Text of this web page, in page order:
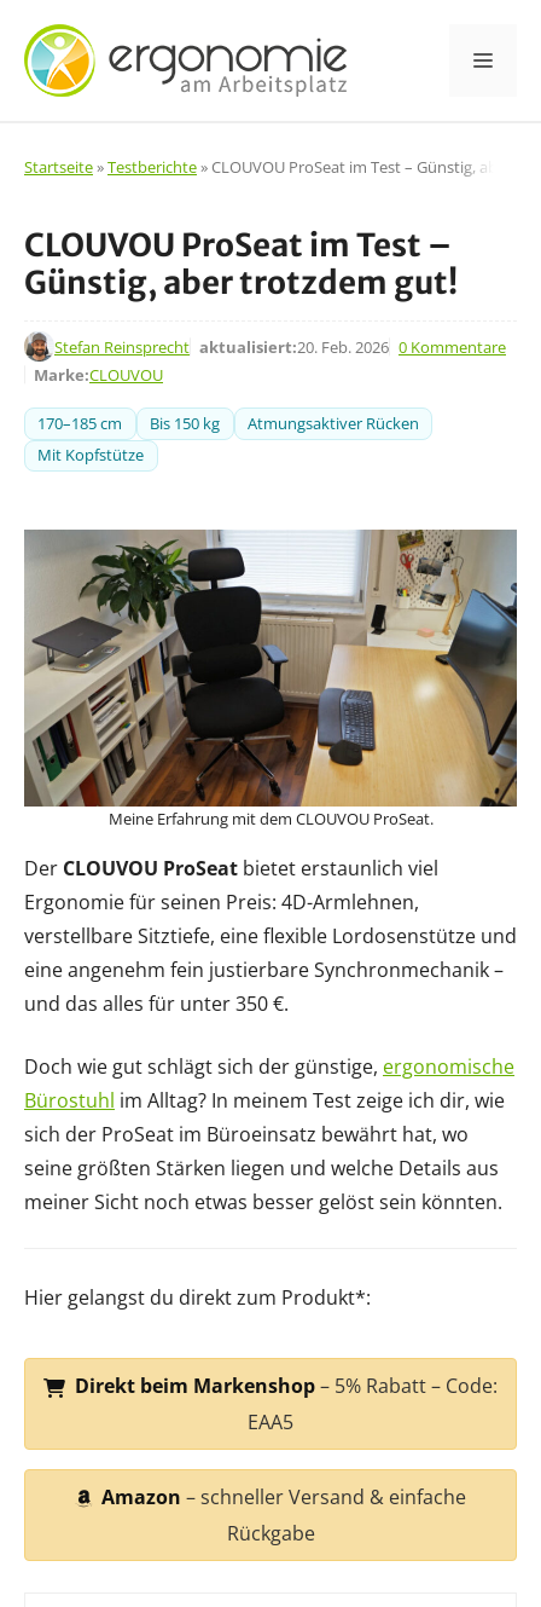
Inhalt
springen
Startseite»Testberichte»CLOUVOU ProSeat im Test – Günstig, aber
CLOUVOU ProSeat im Test –
Günstig, aber trotzdem gut!
Stefan Reinsprecht aktualisiert:20. Feb. 2026
8. Okt. 2024
0 Kommentare
Marke:CLOUVOU
170–185 cm Bis 150 kg
Atmungsaktiver Rücken
Mit Kopfstütze
Meine Erfahrung mit dem CLOUVOU ProSeat.
Der CLOUVOU ProSeat bietet erstaunlich viel
Ergonomie für seinen Preis: 4D-Armlehnen,
verstellbare Sitztiefe, eine flexible Lordosenstütze und
eine angenehm fein justierbare Synchronmechanik –
und das alles für unter 350 €.
Doch wie gut schlägt sich der günstige, ergonomische
Bürostuhl im Alltag? In meinem Test zeige ich dir, wie
sich der ProSeat im Büroeinsatz bewährt hat, wo
seine größten Stärken liegen und welche Details aus
meiner Sicht noch etwas besser gelöst sein könnten.
Hier gelangst du direkt zum Produkt*:
Direkt beim Markenshop– 5% Rabatt – Code:
EAA5
Amazon – schneller Versand & einfache
Rückgabe